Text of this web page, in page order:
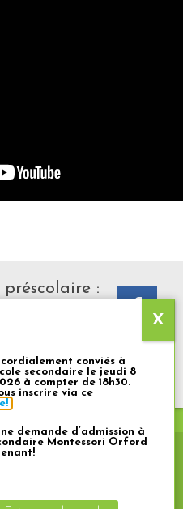
:
:819 742-0212•
D’UN PERMIS D’ENSEIGNEMENT -
cordialement conviés à
secondaire le jeudi 8
à compter de 18h30.
inscrire via ce
demande d’admission à
Montessori Orford